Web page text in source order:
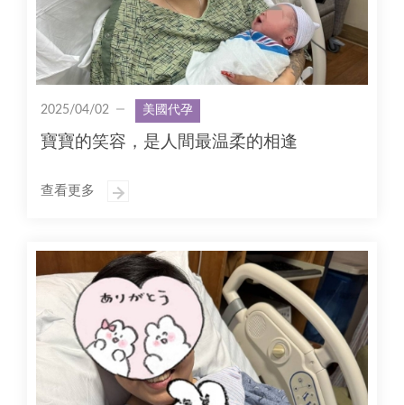
2025/04/02 美國代孕
寶寶的笑容，是人間最温柔的相逢
查看更多